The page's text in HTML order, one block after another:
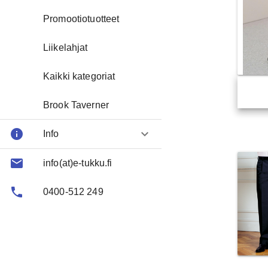
Promootiotuotteet
Liikelahjat
Kaikki kategoriat
Brook Taverner
info Info keyboard_arrow_down
About us
FAQ
email info(at)e-tukku.fi
phone 0400-512 249